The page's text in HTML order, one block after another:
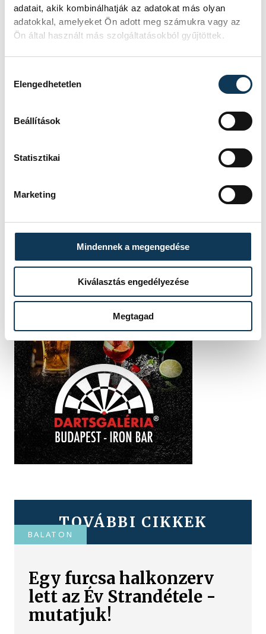
adatait, akik kombinálhatják az adatokat más olyan
adatokkal, amelyeket Ön adott meg számukra vagy az
Ön által használt más szolgáltatásokból gyűjtöttek.
Elengedhetetlen
Beállítások
Statisztikai
Marketing
Mindennek a megengedése
Kiválasztás engedélyezése
Megtagad
TOVÁBBI CIKKEK
BALATON
Egy furcsa halkonzerv
lett az Év Strandétele -
mutatjuk!